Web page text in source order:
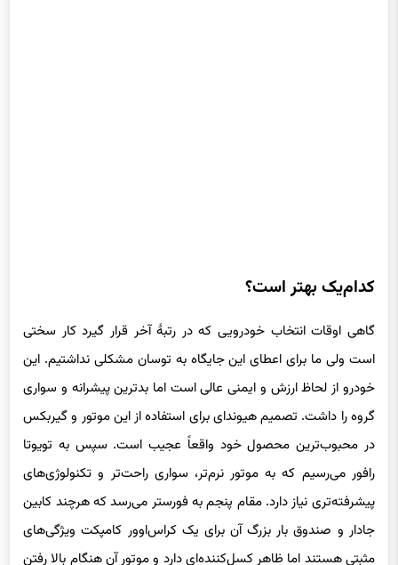
کدام‌یک بهتر است؟
گاهی اوقات انتخاب خودرویی که در رتبهٔ آخر قرار گیرد کار سختی
است ولی ما برای اعطای این جایگاه به توسان مشکلی نداشتیم. این
خودرو از لحاظ ارزش و ایمنی عالی است اما بدترین پیشرانه و سواری
گروه را داشت. تصمیم هیوندای برای استفاده از این موتور و گیربکس
در محبوب‌ترین محصول خود واقعاً عجیب است. سپس به تویوتا
رافور می‌رسیم که به موتور نرم‌تر، سواری راحت‌تر و تکنولوژی‌های
پیشرفته‌تری نیاز دارد. مقام پنجم به فورستر می‌رسد که هرچند کابین
جادار و صندوق بار بزرگ آن برای یک کراس‌اوور کامپکت ویژگی‌های
مثبتی هستند اما ظاهر کسل‌کننده‌ای دارد و موتور آن هنگام بالا رفتن